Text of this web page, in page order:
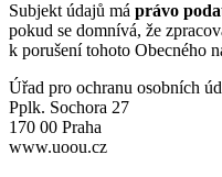
Subjekt údajů má právo
pokud se domnívá, že
k porušení tohoto Obecného
Úřad pro ochranu osobních
Pplk. Sochora 27
170 00 Praha
www.uoou.cz